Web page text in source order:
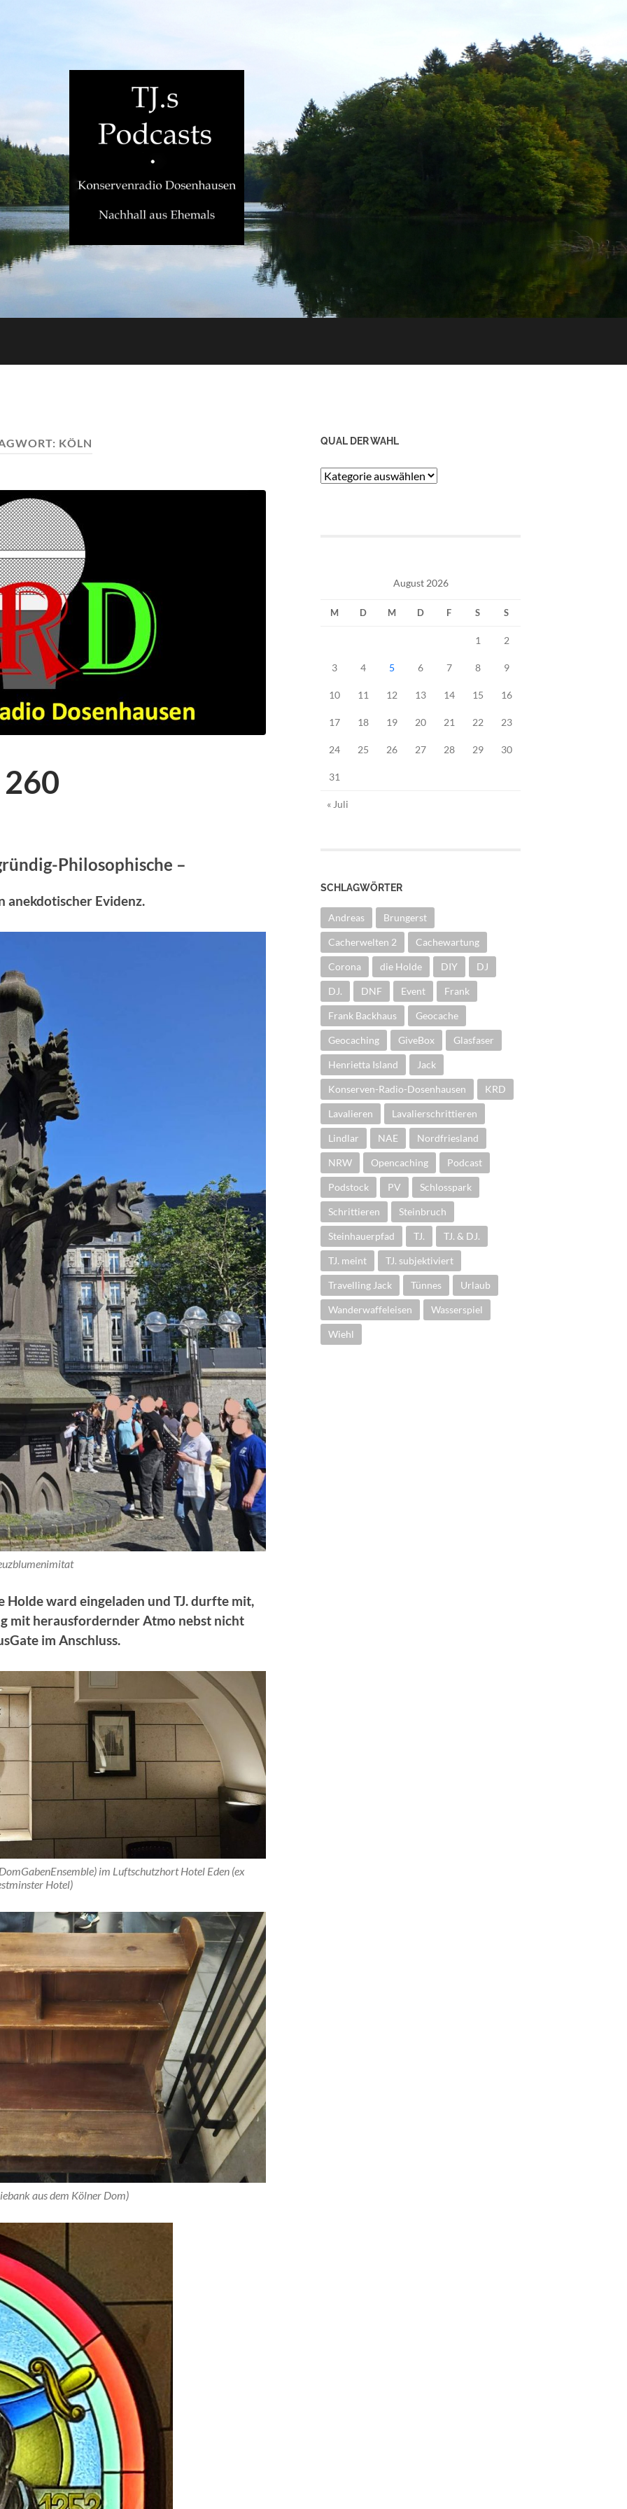
KÖLN
Philosophische –
anekdotischer Evidenz.
Holde ward eingeladen und TJ. durfte mit,
mit herausfordernder Atmo nebst nicht
im Anschluss.
im Luftschutzhort Hotel Eden (ex
Hotel)
aus dem Kölner Dom)
QUAL DER WAHL
Qual
August 2026
M D M D F S S
1 2
3 4 5 6 7 8 9
10 11 12 13 14 15 16
17 18 19 20 21 22 23
24 25 26 27 28 29 30
31
« Juli
SCHLAGWÖRTER
Andreas Brungerst
Cacherwelten 2 Cachewartung
Corona die Holde DIY DJ
DJ. DNF Event Frank
Frank Backhaus Geocache
Geocaching GiveBox Glasfaser
Henrietta Island Jack
Konserven-Radio-Dosenhausen KRD
Lavalieren Lavalierschrittieren
Lindlar NAE Nordfriesland
NRW Opencaching Podcast
Podstock PV Schlosspark
Schrittieren Steinbruch
Steinhauerpfad TJ. TJ. & DJ.
TJ. meint TJ. subjektiviert
Travelling Jack Tünnes Urlaub
Wanderwaffeleisen Wasserspiel
Wiehl